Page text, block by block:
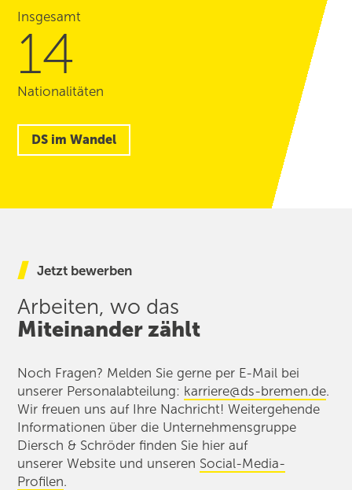
Insgesamt
14
Nationalitäten
DS im Wandel
Jetzt bewerben
Arbeiten, wo das
Miteinander zählt
Noch Fragen? Melden Sie gerne per E-Mail bei
unserer Personalabteilung: karriere@ds-bremen.de.
Wir freuen uns auf Ihre Nachricht! Weitergehende
Informationen über die Unternehmens­gruppe
Diersch & Schröder finden Sie hier auf
unserer Website und unseren Social-Media-
Profilen.